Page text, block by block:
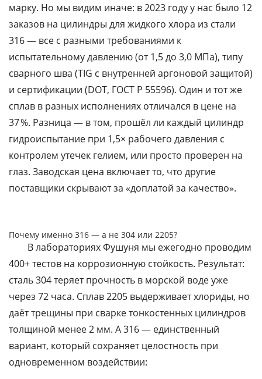
марку. Но мы видим иначе: в 2023 году у нас было 12
заказов на цилиндры для жидкого хлора из стали
316 — все с разными требованиями к
испытательному давлению (от 1,5 до 3,0 МПа), типу
сварного шва (TIG с внутренней аргоновой защитой)
и сертификации (DOT, ГОСТ Р 55596). Один и тот же
сплав в разных исполнениях отличался в цене на
37 %. Разница — в том, прошёл ли каждый цилиндр
гидроиспытание при 1,5× рабочего давления с
контролем утечек гелием, или просто проверен на
глаз. Заводская цена включает то, что другие
поставщики скрывают за «доплатой за качество».
Почему именно 316 — а не 304 или 2205?
В лабораториях Фушуня мы ежегодно проводим
400+ тестов на коррозионную стойкость. Результат:
сталь 304 теряет прочность в морской воде уже
через 72 часа. Сплав 2205 выдерживает хлориды, но
даёт трещины при сварке тонкостенных цилиндров
толщиной менее 2 мм. А 316 — единственный
вариант, который сохраняет целостность при
одновременном воздействии: